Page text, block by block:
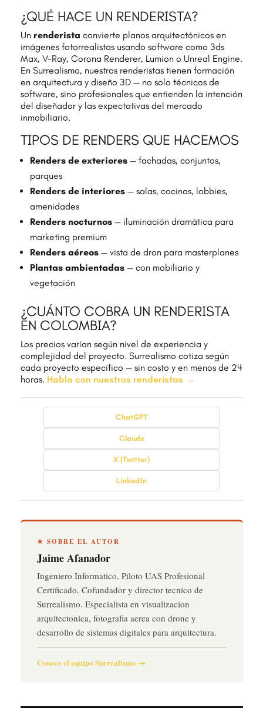
¿QUÉ HACE UN RENDERISTA?
Un renderista convierte planos arquitectónicos en
imágenes fotorrealistas usando software como 3ds
Max, V-Ray, Corona Renderer, Lumion o Unreal Engine.
En Surrealismo, nuestros renderistas tienen formación
en arquitectura y diseño 3D — no solo técnicos de
software, sino profesionales que entienden la intención
del diseñador y las expectativas del mercado
inmobiliario.
TIPOS DE RENDERS QUE HACEMOS
Renders de exteriores— fachadas, conjuntos,
parques
Renders de interiores— salas, cocinas, lobbies,
amenidades
Renders nocturnos— iluminación dramática para
marketing premium
Renders aéreos— vista de dron para masterplanes
Plantas ambientadas— con mobiliario y
vegetación
¿CUÁNTO COBRA UN RENDERISTA
EN COLOMBIA?
Los precios varían según nivel de experiencia y
complejidad del proyecto. Surrealismo cotiza según
cada proyecto específico — sin costo y en menos de 24
horas. Habla con nuestros renderistas →
ChatGPT
Claude
X (Twitter)
LinkedIn
★ SOBRE EL AUTOR
Jaime Afanador
Ingeniero Informatico, Piloto UAS Profesional
Certificado. Cofundador y director tecnico de
Surrealismo. Especialista en visualizacion
arquitectonica, fotografia aerea con drone y
desarrollo de sistemas digitales para arquitectura.
Conoce el equipo Surrealismo →